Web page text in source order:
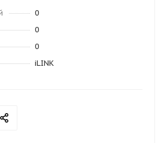
0
0
0
iLINK